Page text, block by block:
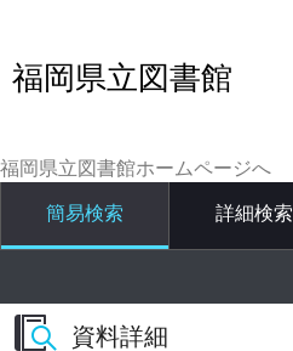
福岡県立図書館
福岡県立図書館ホームページへ
簡易検索 詳細検索
資料詳細